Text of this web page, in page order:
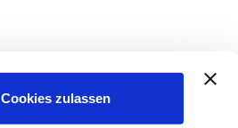
Cookies zulassen